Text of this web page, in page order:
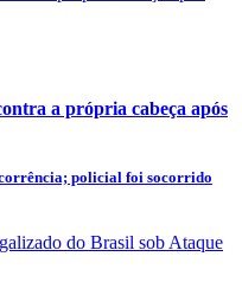
a própria cabeça após
policial foi socorrido